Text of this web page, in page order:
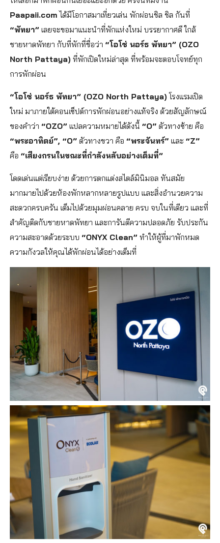
Paapaii.com ได้มีโอกาสมาเที่ยวเล่น พักผ่อนชิล ชิล กันที่
“พัทยา” เลยจะขอมาแนะนำที่พักแห่งใหม่ บรรยากาศดี ใกล้
ชายหาดพัทยา กับที่พักที่ชื่อว่า “โอโซ่ นอร์ธ พัทยา” (OZO
North Pattaya) ที่พักเปิดใหม่ล่าสุด ที่พร้อมจะตอบโจทย์ทุก
การพักผ่อน
“โอโซ่ นอร์ธ พัทยา” (OZO North Pattaya) โรงแรมเปิด
ใหม่ มาภายใต้คอนเซ็ปต์การพักผ่อนอย่างแท้จริง ด้วยสัญลักษณ์
ของคำว่า “OZO” แปลความหมายได้ดังนี้ “O” ตัวทางซ้าย คือ
“พระอาทิตย์”, “O” ตัวทางขวา คือ “พระจันทร์” และ “Z”
คือ “เสียงกรนในขณะที่กำลังหลับอย่างเต็มที่”
โดดเด่นแต่เรียบง่าย ด้วยการตกแต่งสไตล์มินิมอล ทันสมัย
มากมายไปด้วยห้องพักหลากหลายรูปแบบ และสิ่งอำนวยความ
สะดวกครบครัน เต็มไปด้วยมุมผ่อนคลาย ครบ จบในที่เดียว และที่
สำคัญติดกับชายหาดพัทยา และการันตีความปลอดภัย รับประกัน
ความสะอาดด้วยระบบ “ONYX Clean” ทำให้ผู้ที่มาพักหมด
ความกังวลให้คุณได้พักผ่อนได้อย่างเต็มที่